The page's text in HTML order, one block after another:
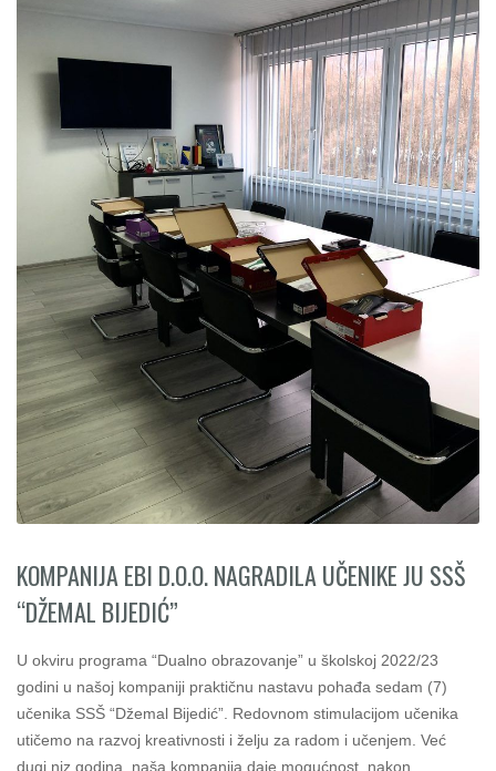
KOMPANIJA EBI D.O.O. NAGRADILA UČENIKE JU SSŠ
“DŽEMAL BIJEDIĆ”
U okviru programa “Dualno obrazovanje” u školskoj 2022/23
godini u našoj kompaniji praktičnu nastavu pohađa sedam (7)
učenika SSŠ “Džemal Bijedić”. Redovnom stimulacijom učenika
utičemo na razvoj kreativnosti i želju za radom i učenjem. Već
dugi niz godina, naša kompanija daje mogućnost, nakon